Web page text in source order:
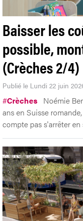
Baisser les
possible,
(Crèches 2/4)
Publié le Lundi 22 juin
#Crèches Noémie
ans en Suisse
compte pas s'arrêter